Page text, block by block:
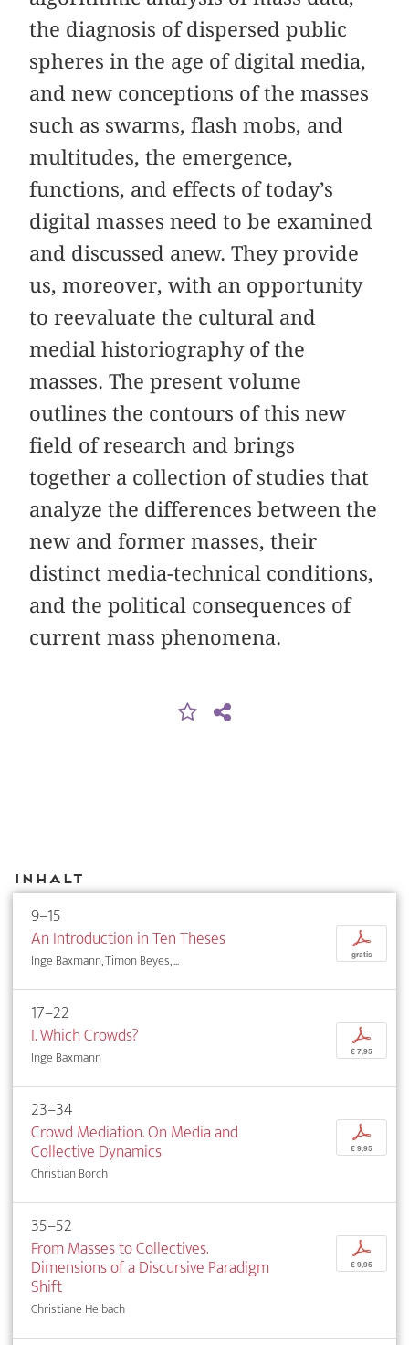
the diagnosis of dispersed public
spheres in the age of digital media,
and new conceptions of the masses
such as swarms, flash mobs, and
multitudes, the emergence,
functions, and effects of today’s
digital masses need to be examined
and discussed anew. They provide
us, moreover, with an opportunity
to reevaluate the cultural and
medial historiography of the
masses. The present volume
outlines the contours of this new
field of research and brings
together a collection of studies that
analyze the differences between the
new and former masses, their
distinct media-technical conditions,
and the political consequences of
current mass phenomena.
Inhalt
9–15
An Introduction in Ten Theses
Inge Baxmann, Timon Beyes, ...
p
gratis
17–22
I. Which Crowds?
Inge Baxmann
p
€ 7,95
23–34
Crowd Mediation. On Media and
Collective Dynamics
Christian Borch
p
€ 9,95
35–52
From Masses to Collectives.
Dimensions of a Discursive Paradigm
Shift
Christiane Heibach
p
€ 9,95